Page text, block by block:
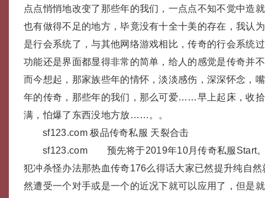
点点悄悄地改变了那些年的我们，一点点不知不觉中造
也有做得不足的地方，毕竟没有十全十美的存在，我认
是行会系统了，与其他网络游戏相比，传奇的行会系统
功能还是界面都显得非常的简单，给人的感觉是传奇并
而今想起，那家族些年的情怀，淡淡感伤，深深怀念，
年的传奇，那些年的我们，那么可爱……早上起床，收
满，怕爆了东西没地方放……。。
sf123.com 极品传奇私服 天裂合击
sf123.com 预先将于2019年10月传奇私服Start。
犯冲杀怪办法那热血传奇176么得话大家已然提升纯自
然遭受一个对手或是一个的近况下就可以应用了，但是